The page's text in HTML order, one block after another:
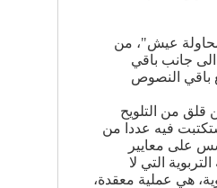
عيش"، من
الى جانب باقي
باقي النصوص
قلق من التلويح
فيه عددا من
على معايير
التي لا
هي عملية معقدة،